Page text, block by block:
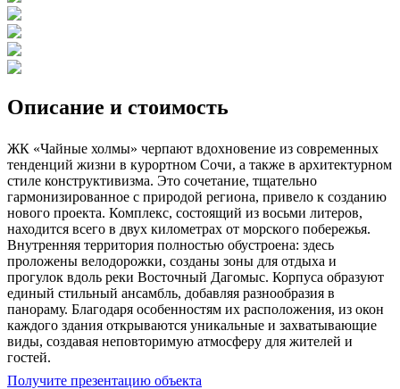
Описание и стоимость
ЖК «Чайные холмы» черпают вдохновение из современных
тенденций жизни в курортном Сочи, а также в архитектурном
стиле конструктивизма. Это сочетание, тщательно
гармонизированное с природой региона, привело к созданию
нового проекта. Комплекс, состоящий из восьми литеров,
находится всего в двух километрах от морского побережья.
Внутренняя территория полностью обустроена: здесь
проложены велодорожки, созданы зоны для отдыха и
прогулок вдоль реки Восточный Дагомыс. Корпуса образуют
единый стильный ансамбль, добавляя разнообразия в
панораму. Благодаря особенностям их расположения, из окон
каждого здания открываются уникальные и захватывающие
виды, создавая неповторимую атмосферу для жителей и
гостей.
Получите презентацию объекта